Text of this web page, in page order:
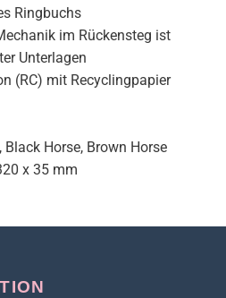
Ringbuchs
im Rückensteg ist
Unterlagen
(RC) mit Recyclingpapier
Horse, Brown Horse
x 35 mm